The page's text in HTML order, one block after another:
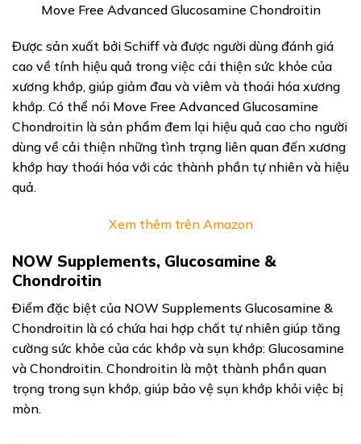
Move Free Advanced Glucosamine Chondroitin
Được sản xuất bởi Schiff và được người dùng đánh giá
cao về tính hiệu quả trong việc cải thiện sức khỏe của
xương khớp, giúp giảm đau và viêm và thoái hóa xương
khớp. Có thể nói Move Free Advanced Glucosamine
Chondroitin là sản phẩm đem lại hiệu quả cao cho người
dùng về cải thiện những tình trạng liên quan đến xương
khớp hay thoái hóa với các thành phần tự nhiên và hiệu
quả.
Xem thêm trên Amazon
NOW Supplements, Glucosamine &
Chondroitin
Điểm đặc biệt của NOW Supplements Glucosamine &
Chondroitin là có chứa hai hợp chất tự nhiên giúp tăng
cường sức khỏe của các khớp và sụn khớp: Glucosamine
và Chondroitin. Chondroitin là một thành phần quan
trọng trong sụn khớp, giúp bảo vệ sụn khớp khỏi việc bị
mòn.